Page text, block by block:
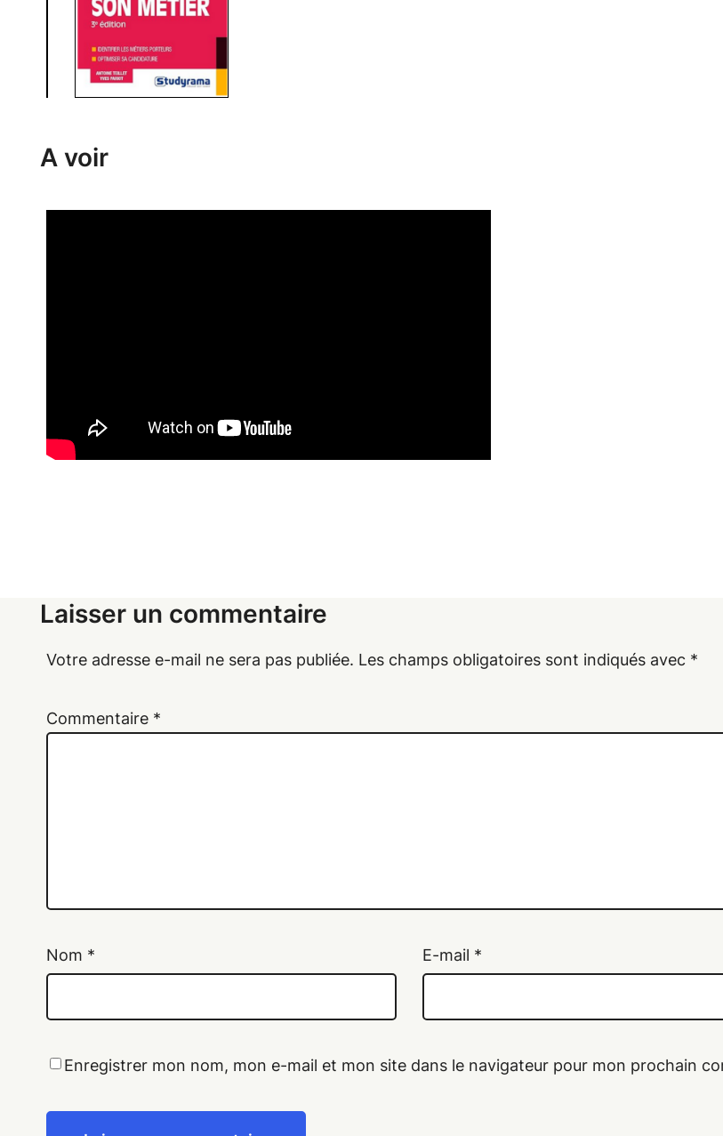
A voir
Laisser un commentaire
Votre adresse e-mail ne sera pas publiée. Les champs obligatoires sont indiqués avec *
Commentaire *
Nom * E-mail *
Enregistrer mon nom, mon e-mail et mon site dans le navigateur pour mon prochain